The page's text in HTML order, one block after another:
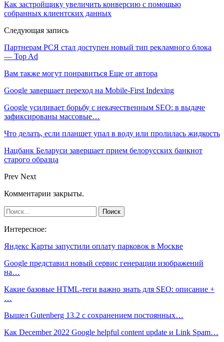
Как застройщику увеличить конверсию с помощью
собранных клиентских данных
Следующая запись
Партнерам РСЯ стал доступен новый тип рекламного блока
— Top Ad
Вам также могут понравиться Еще от автора
Google завершает переход на Mobile-First Indexing
Google усиливает борьбу с некачественным SEO: в выдаче
зафиксированы массовые…
Что делать, если планшет упал в воду или пролилась жидкость
Нацбанк Беларуси завершает прием белорусских банкнот
старого образца
Prev Next
Комментарии закрыты.
Интересное:
Яндекс Карты запустили оплату парковок в Москве
Google представил новый сервис генерации изображений
на…
Какие базовые HTML-теги важно знать для SEO: описание +
…
Вышел Gutenberg 13.2 с сохранением постоянных…
Как December 2022 Google helpful content update и Link Spam…